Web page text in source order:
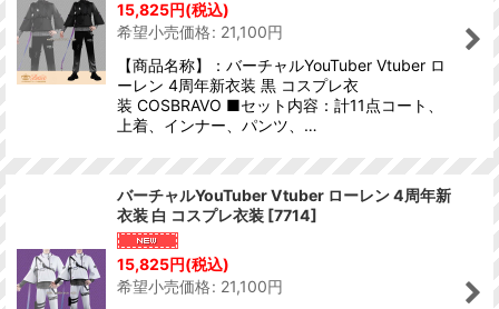
15,825円(税込)
希望小売価格: 21,100円
【商品名称】：バーチャルYouTuber Vtuber ロ
ーレン 4周年新衣装 黒 コスプレ衣
装 COSBRAVO ■セット内容：計11点コート、
上着、インナー、パンツ、…
バーチャルYouTuber Vtuber ローレン 4周年新
衣装 白 コスプレ衣装 [7714]
15,825円(税込)
希望小売価格: 21,100円